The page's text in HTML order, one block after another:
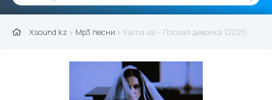
Xsound.kz » Mp3 песни » Karna.val - Плохая девочка (2021)